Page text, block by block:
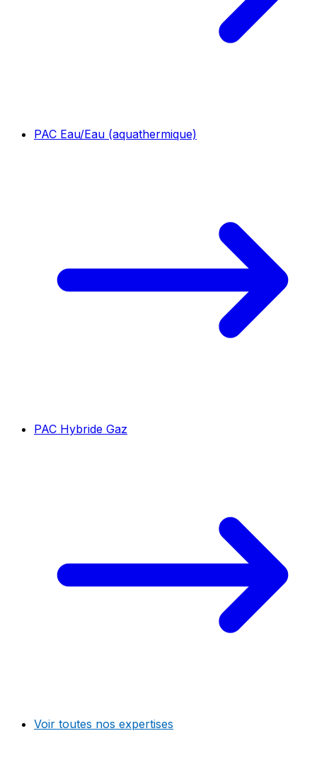
PAC Eau/Eau (aquathermique)
PAC Hybride Gaz
Voir toutes nos expertises